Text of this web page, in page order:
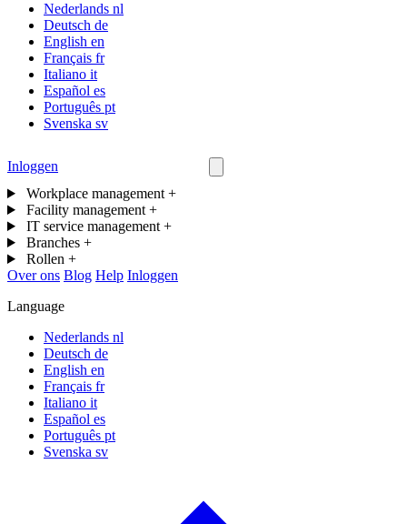
Nederlands nl
Deutsch de
English en
Français fr
Italiano it
Español es
Português pt
Svenska sv
Inloggen
Workplace management +
Facility management +
IT service management +
Branches +
Rollen +
Over ons Blog Help Inloggen
Language
Nederlands nl
Deutsch de
English en
Français fr
Italiano it
Español es
Português pt
Svenska sv